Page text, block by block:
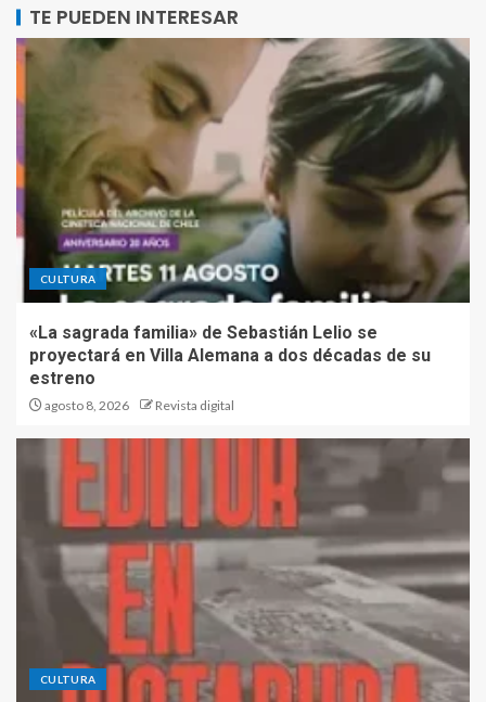
TE PUEDEN INTERESAR
CULTURA
«La sagrada familia» de Sebastián Lelio se
proyectará en Villa Alemana a dos décadas de su
estreno
agosto 8, 2026 Revista digital
CULTURA